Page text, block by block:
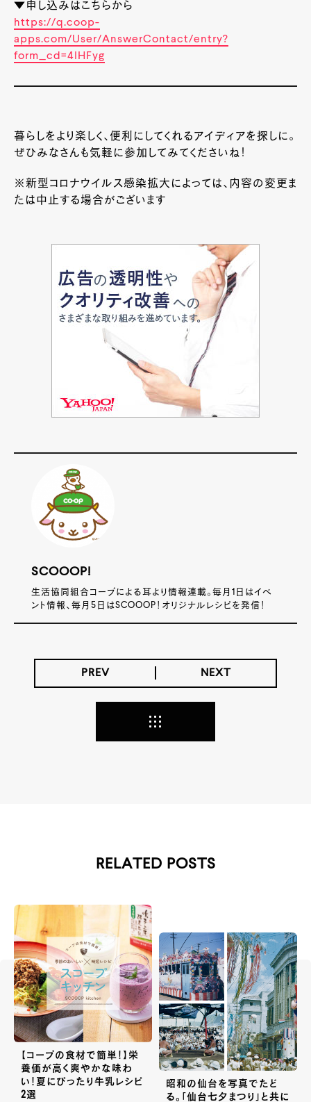
▼申し込みはこちらから
https://q.coop-
apps.com/User/AnswerContact/entry?
form_cd=4lHFyg
暮らしをより楽しく、便利にしてくれるアイディアを探しに。
ぜひみなさんも気軽に参加してみてくださいね！
※新型コロナウイルス感染拡大によっては、内容の変更ま
たは中止する場合がございます
SCOOOP!
生活協同組合コープによる耳より情報連載。毎月1日はイベ
ント情報、毎月5日はSCOOOP！オリジナルレシピを発信！
PREV NEXT
RELATED POSTS
【コープの食材で簡単！】栄
養価が高く爽やかな味わ
い！夏にぴったり牛乳レシピ
2選
昭和の仙台を写真でたど
る。「仙台七夕まつり」と共に